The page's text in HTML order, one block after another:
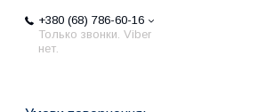
+380 (68) 786-60-16
Только звонки. Viber
нет.